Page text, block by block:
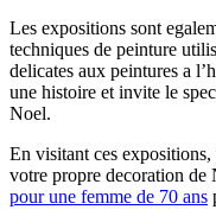
Les expositions sont
techniques de peinture
delicates aux peintures a
une histoire et invite le
Noel.
En visitant ces
votre propre decoration de
pour une femme de 70 ans